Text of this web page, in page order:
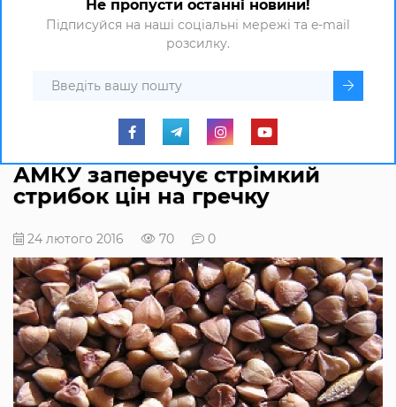
Не пропусти останні новини!
Підписуйся на наші соціальні мережі та e-mail
розсилку.
АМКУ заперечує стрімкий
стрибок цін на гречку
24 лютого 2016 70 0